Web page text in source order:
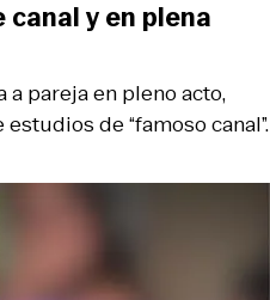
pareja en pleno acto,
de “famoso canal”.
y en plena